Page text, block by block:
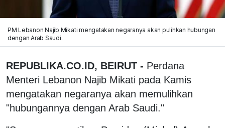
PM Lebanon Najib Mikati mengatakan negaranya akan pulihkan hubungan
dengan Arab Saudi.
REPUBLIKA.CO.ID, BEIRUT - Perdana
Menteri Lebanon Najib Mikati pada Kamis
mengatakan negaranya akan memulihkan
"hubungannya dengan Arab Saudi."